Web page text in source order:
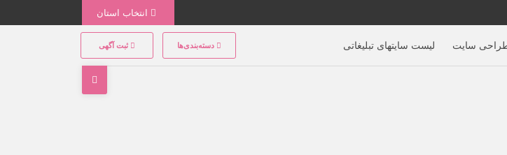
سایت لیست سایتهای تبلیغاتی دسته‌بندی‌ها ثبت آگهی